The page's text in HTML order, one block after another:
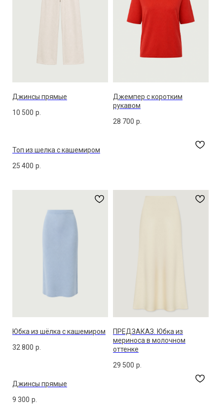
Джинсы прямые
10 500 р.
Джемпер с коротким
рукавом
28 700 р.
Топ из шелка с кашемиром
25 400 р.
Юбка из шёлка с кашемиром
32 800 р.
ПРЕДЗАКАЗ. Юбка из
мериноса в молочном
оттенке
29 500 р.
Джинсы прямые
9 300 р.